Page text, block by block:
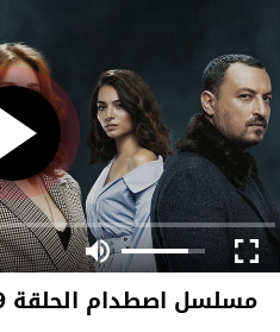
مسلسل اصطدام الحلقة 19